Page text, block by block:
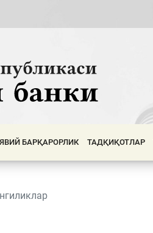
БАРҚАРОРЛИК ТАДҚИҚОТЛАР